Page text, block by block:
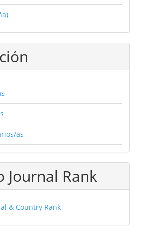
as
Journal Rank